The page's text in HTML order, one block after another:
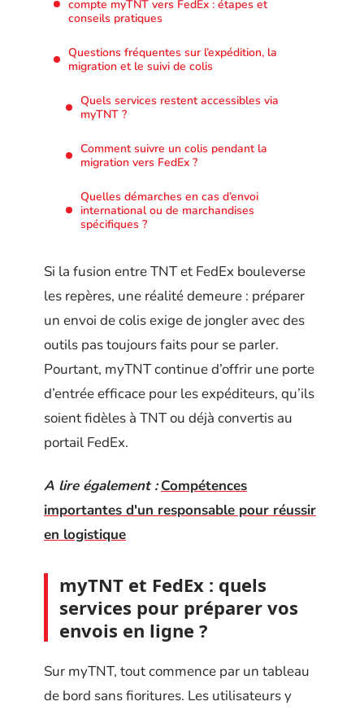
compte myTNT vers FedEx : étapes et
conseils pratiques
Questions fréquentes sur l’expédition, la
migration et le suivi de colis
Quels services restent accessibles via
myTNT ?
Comment suivre un colis pendant la
migration vers FedEx ?
Quelles démarches en cas d’envoi
international ou de marchandises
spécifiques ?
Si la fusion entre TNT et FedEx bouleverse
les repères, une réalité demeure : préparer
un envoi de colis exige de jongler avec des
outils pas toujours faits pour se parler.
Pourtant, myTNT continue d’offrir une porte
d’entrée efficace pour les expéditeurs, qu’ils
soient fidèles à TNT ou déjà convertis au
portail FedEx.
A lire également : Compétences
importantes d'un responsable pour réussir
en logistique
myTNT et FedEx : quels
services pour préparer vos
envois en ligne ?
Sur myTNT, tout commence par un tableau
de bord sans fioritures. Les utilisateurs y